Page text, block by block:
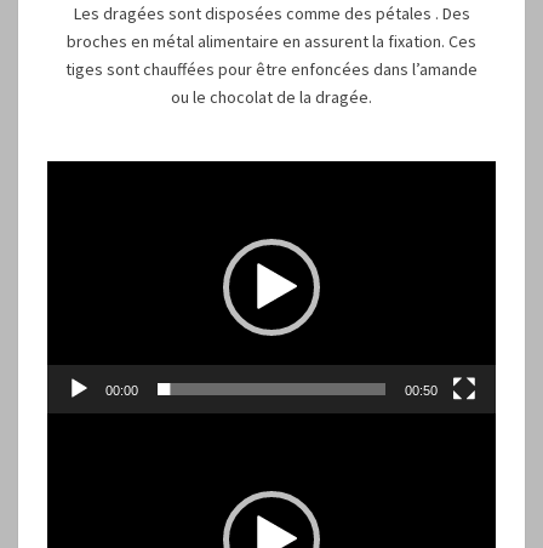
Les dragées sont disposées comme des pétales . Des
broches en métal alimentaire en assurent la fixation. Ces
tiges sont chauffées pour être enfoncées dans l’amande
ou le chocolat de la dragée.
00:00 00:50